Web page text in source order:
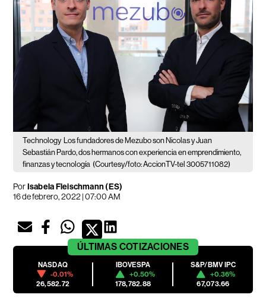
Technology
Los fundadores de Mezubo son Nicolas y Juan
Sebastián Pardo, dos hermanos con experiencia en emprendimiento,
finanzas y tecnología (Courtesy/foto: AccionTV-tel 3005711082)
PorIsabela Fleischmann (ES)
16 de febrero, 2022 | 07:00 AM
ÚLTIMAS COTIZACIONES
NASDAQ
-0.01%
26,582.72
IBOVESPA
+0.50%
178,782.88
S&P/BMV IPC
+0.36%
67,073.66